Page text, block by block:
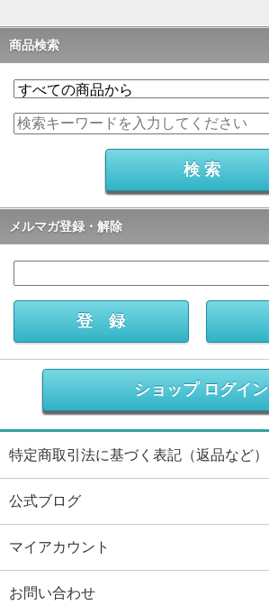
商品検索
メルマガ登録・解除
ショップ ログイン
特定商取引法に基づく表記（返品など）
公式ブログ
マイアカウント
お問い合わせ